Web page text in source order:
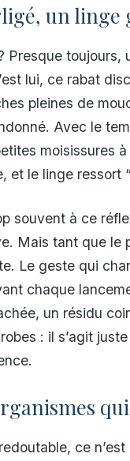
un linge
Presque
lui, ce rabat
pleines de
Avec le
moisissures
et le linge ressort
souvent à ce
Mais tant que le
Le geste qui
chaque
un résidu
: il s’agit
ce